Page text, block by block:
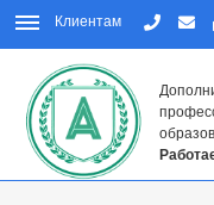
Клиентам